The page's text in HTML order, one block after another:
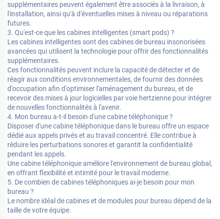
supplémentaires peuvent également être associés à la livraison, à
l'installation, ainsi qu'à d'éventuelles mises à niveau ou réparations
futures.
3. Qu'est-ce que les cabines intelligentes (smart pods) ?
Les cabines intelligentes sont des cabines de bureau insonorisées
avancées qui utilisent la technologie pour offrir des fonctionnalités
supplémentaires.
Ces fonctionnalités peuvent inclure la capacité de détecter et de
réagir aux conditions environnementales, de fournir des données
d'occupation afin d'optimiser l'aménagement du bureau, et de
recevoir des mises à jour logicielles par voie hertzienne pour intégrer
de nouvelles fonctionnalités à l'avenir.
4. Mon bureau a-t-il besoin d'une cabine téléphonique ?
Disposer d'une cabine téléphonique dans le bureau offre un espace
dédié aux appels privés et au travail concentré. Elle contribue à
réduire les perturbations sonores et garantit la confidentialité
pendant les appels.
Une cabine téléphonique améliore l'environnement de bureau global,
en offrant flexibilité et intimité pour le travail moderne.
5. De combien de cabines téléphoniques ai-je besoin pour mon
bureau ?
Le nombre idéal de cabines et de modules pour bureau dépend de la
taille de votre équipe.